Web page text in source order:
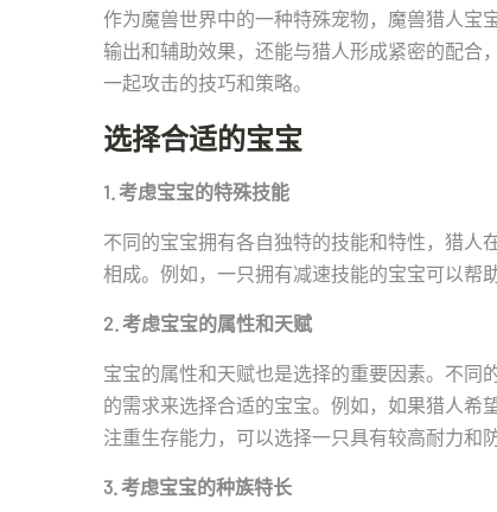
作为魔兽世界中的一种特殊宠物，魔兽猎人宝
输出和辅助效果，还能与猎人形成紧密的配合
一起攻击的技巧和策略。
选择合适的宝宝
1. 考虑宝宝的特殊技能
不同的宝宝拥有各自独特的技能和特性，猎人
相成。例如，一只拥有减速技能的宝宝可以帮
2. 考虑宝宝的属性和天赋
宝宝的属性和天赋也是选择的重要因素。不同
的需求来选择合适的宝宝。例如，如果猎人希
注重生存能力，可以选择一只具有较高耐力和
3. 考虑宝宝的种族特长